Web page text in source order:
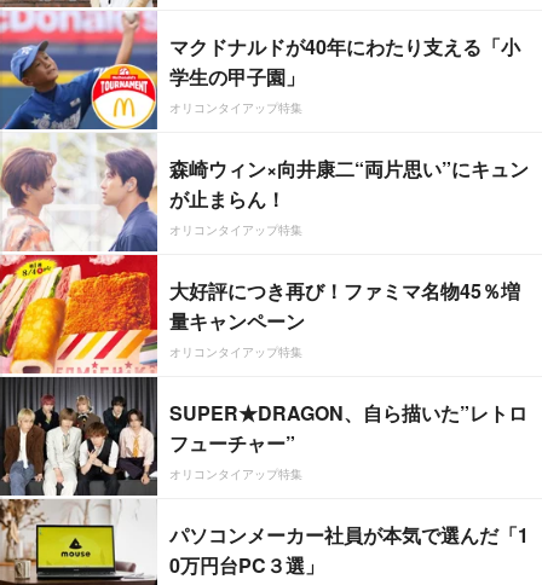
マクドナルドが40年にわたり支える「小
学生の甲子園」
オリコンタイアップ特集
森崎ウィン×向井康二“両片思い”にキュン
が止まらん！
オリコンタイアップ特集
大好評につき再び！ファミマ名物45％増
量キャンペーン
オリコンタイアップ特集
SUPER★DRAGON、自ら描いた”レトロ
フューチャー”
オリコンタイアップ特集
パソコンメーカー社員が本気で選んだ「1
0万円台PC３選」